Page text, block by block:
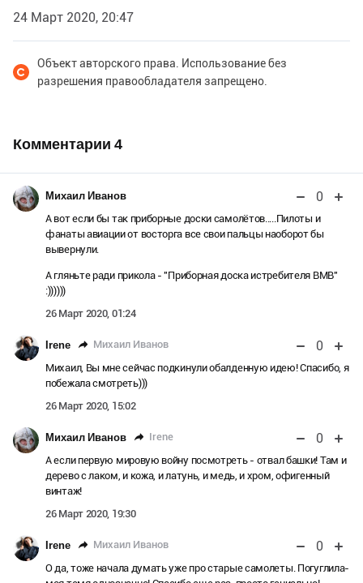
24 Март 2020, 20:47
Объект авторского права. Использование без
разрешения правообладателя запрещено.
Комментарии 4
Михаил Иванов 0
А вот если бы так приборные доски самолётов.....Пилоты и
фанаты авиации от восторга все свои пальцы наоборот бы
вывернули.
А гляньте ради прикола - "Приборная доска истребителя ВМВ"
:))))))
26 Март 2020, 01:24
Irene Михаил Иванов 0
Михаил, Вы мне сейчас подкинули обалденную идею! Спасибо, я
побежала смотреть)))
26 Март 2020, 15:02
Михаил Иванов Irene 0
А если первую мировую войну посмотреть - отвал башки! Там и
дерево с лаком, и кожа, и латунь, и медь, и хром, офигенный
винтаж!
26 Март 2020, 19:30
Irene Михаил Иванов 0
О да, тоже начала думать уже про старые самолеты. Погуглила-